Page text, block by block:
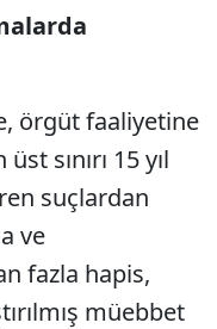
örgüt faaliyetine
sınırı 15 yıl
suçlardan
ve
fazla hapis,
müebbet